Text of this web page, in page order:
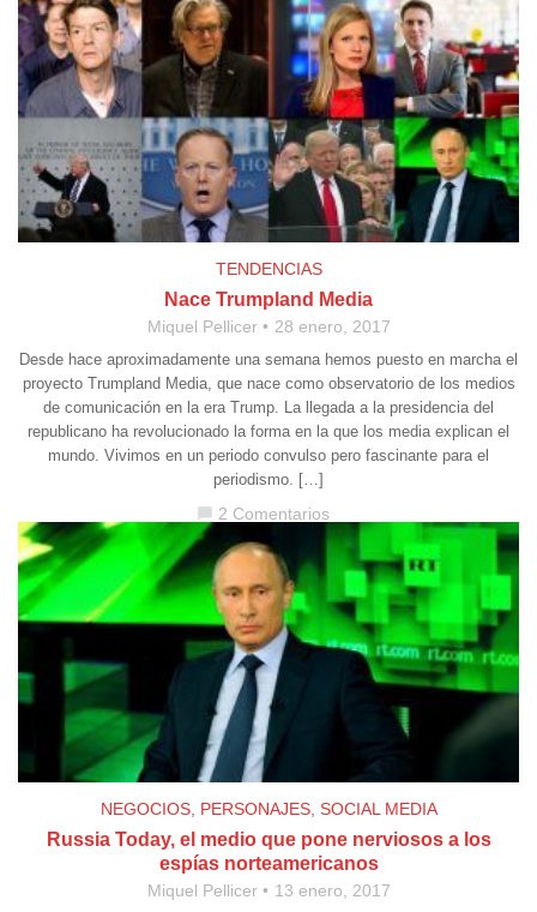
TENDENCIAS
Nace Trumpland Media
Miquel Pellicer 28 enero, 2017
Desde hace aproximadamente una semana hemos puesto en marcha el
proyecto Trumpland Media, que nace como observatorio de los medios
de comunicación en la era Trump. La llegada a la presidencia del
republicano ha revolucionado la forma en la que los media explican el
mundo. Vivimos en un periodo convulso pero fascinante para el
periodismo. […]
2 Comentarios
NEGOCIOS, PERSONAJES, SOCIAL MEDIA
Russia Today, el medio que pone nerviosos a los
espías norteamericanos
Miquel Pellicer 13 enero, 2017